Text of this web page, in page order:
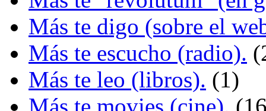
Más te digo (sobre el
Más te escucho (radio).
Más te leo (libros). (1)
Más te movies (cine).